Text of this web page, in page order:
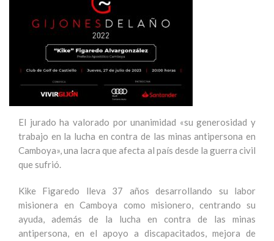
El jurado ha valorado por unanimidad «su generosidad y
trabajo en la lucha en contra de las minas antipersona en
Camboya», una lacra que afecta al país desde la guerra civil
que sufrió.
Kike Figaredo lleva 37 años desarrollando su labor
misionera en Camboya como misionero, centrando su
ayuda, además de la lucha en contra de las minas
antipersona, en el apoyo a discapacitados, mejora de